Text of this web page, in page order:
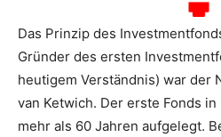
Das Prinzip des
Gründer des ersten
heutigem Verständnis) war der
van Ketwich. Der erste Fonds
mehr als 60 Jahren aufgelegt.